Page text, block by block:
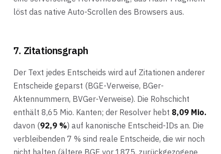
löst das native Auto-Scrollen des Browsers aus.
7. Zitationsgraph
Der Text jedes Entscheids wird auf Zitationen anderer
Entscheide geparst (BGE-Verweise, BGer-
Aktennummern, BVGer-Verweise). Die Rohschicht
enthält 8,65 Mio. Kanten; der Resolver hebt 8,09 Mio.
davon (92,9 %) auf kanonische Entscheid-IDs an. Die
verbleibenden 7 % sind reale Entscheide, die wir noch